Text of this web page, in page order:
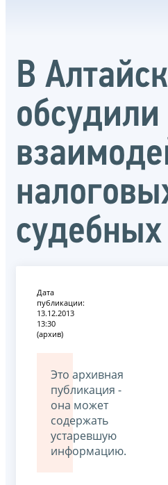
В
обсудили
судебных
Дата
публикации:
13.12.2013
13:30
(архив)
Это архивная
публикация -
она может
содержать
устаревшую
информацию.